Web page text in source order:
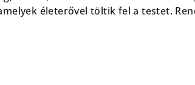
életerővel töltik fel a testet.